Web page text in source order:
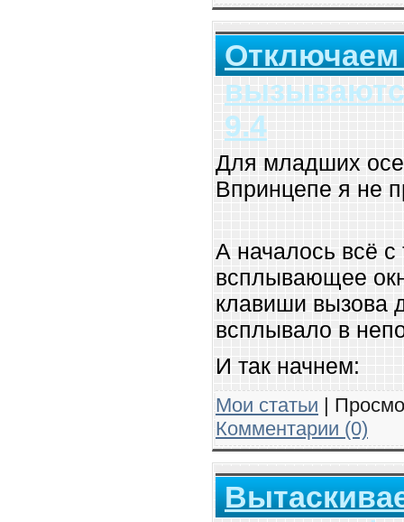
9.4
Для младших
Впринцепе я не
А началось всё с
всплывающее
клавиши вызова
всплывало в
И так начнем:
Мои статьи |
Комментарии (0)